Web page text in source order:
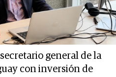
general de la
con inversión de